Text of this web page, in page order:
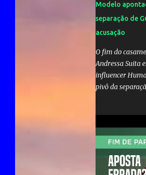
Modelo
separação de
acusação
O fim do
Andressa Suita
influencer
pivô da
nem cabeça
proporção.
Gusttavo
contato, nem